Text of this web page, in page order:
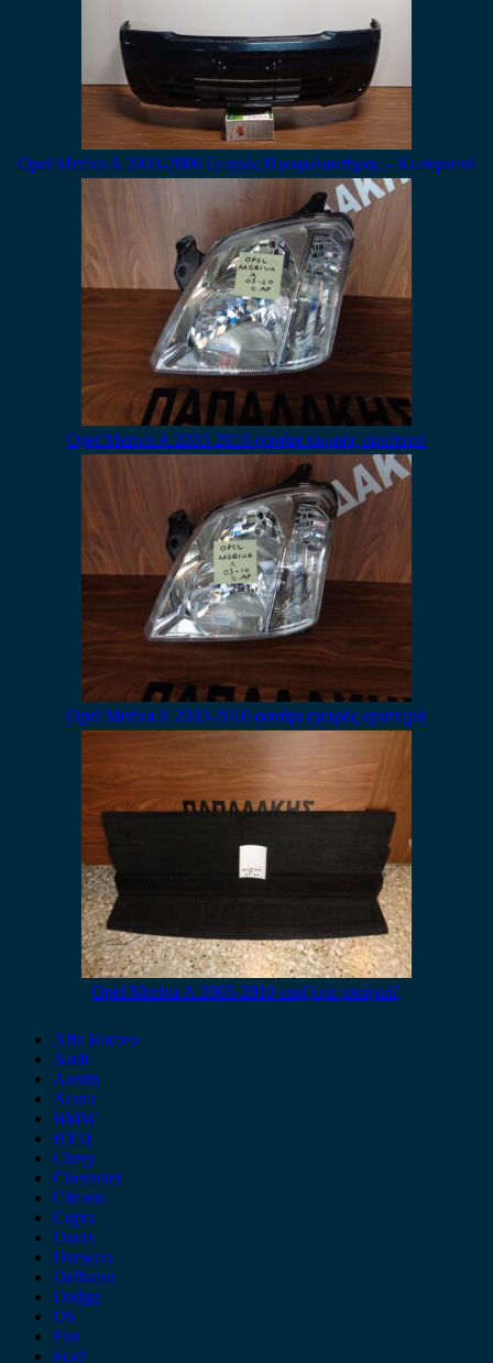
Opel Meriva A 2003-2006 Εμπρός Προφυλακτήρας – Κυπαρισσί
Opel Meriva A 2003-2010 φανάρι εμπρός αριστερό
Opel Meriva A 2003-2010 φανάρι εμπρός αριστερό
Opel Meriva A 2003-2010 εταζέρα μπαγκάζ
Alfa Romeo
Audi
Austin
Acura
BMW
BYD
Chery
Chevrolet
Citroen
Cupra
Dacia
Daewoo
Daihatsu
Dodge
DS
Fiat
Ford